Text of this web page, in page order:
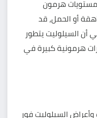
مستويات هرمون
أو الحمل، قد
السيلوليت يتطور
هرمونية كبيرة في
السيلوليت فور